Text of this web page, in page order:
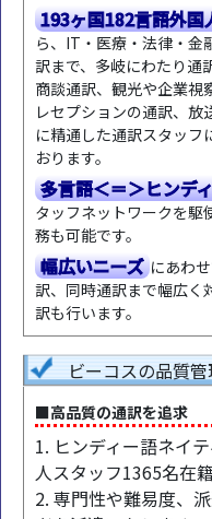
193ヶ国182言語外国
ら、IT・医療・法律・金
訳まで、多岐にわたり通
商談通訳、観光や企業視
レセプションの通訳、
に精通した通訳スタッフ
おります。
多言語＜＝＞ヒンデ
タッフネットワークを駆
務も可能です。
幅広いニーズ にあわ
訳、同時通訳まで幅広く
訳も行います。
ビーコスの品質
■高品質の通訳を追求
1. ヒンディー語ネイ
人スタッフ1365名在
2. 専門性や難易度、